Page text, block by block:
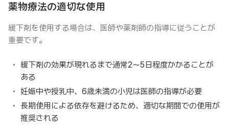
薬物療法の適切な使用
緩下剤を使用する場合は、医師や薬剤師の指導に従うことが
重要です。
緩下剤の効果が現れるまで通常2〜5日程度かかることが
ある
妊娠中や授乳中、6歳未満の小児は医師の指導が必要
長期使用による依存を避けるため、適切な期間での使用が
推奨される